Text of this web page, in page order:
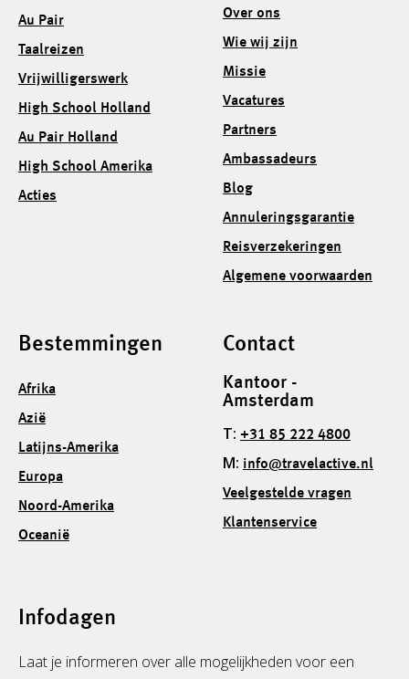
Au Pair
Taalreizen
Vrijwilligerswerk
High School Holland
Au Pair Holland
High School Amerika
Acties
Over ons
Wie wij zijn
Missie
Vacatures
Partners
Ambassadeurs
Blog
Annuleringsgarantie
Reisverzekeringen
Algemene voorwaarden
Bestemmingen
Afrika
Azië
Latijns-Amerika
Europa
Noord-Amerika
Oceanië
Contact
Kantoor -
Amsterdam
T: +31 85 222 4800
M: info@travelactive.nl
Veelgestelde vragen
Klantenservice
Infodagen
Laat je informeren over alle mogelijkheden voor een